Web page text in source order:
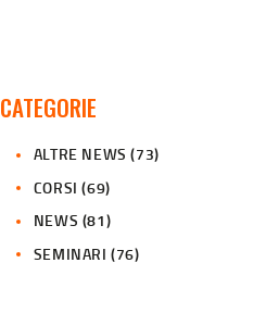
CATEGORIE
ALTRE NEWS (73)
CORSI (69)
NEWS (81)
SEMINARI (76)